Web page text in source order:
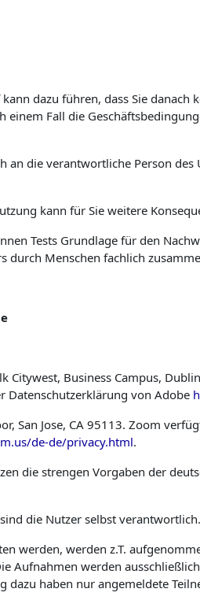
dazu führen, dass Sie
Fall die
die verantwortliche Person
kann für Sie weitere
Tests Grundlage für den
durch Menschen fachlich
Business Campus,
Datenschutzerklärung von Adobe
Jose, CA 95113. Zoom
de-de/privacy.html.
die strengen Vorgaben der
die Nutzer selbst verantwortlich.
werden, werden z.T.
Aufnahmen werden
haben nur angemeldete